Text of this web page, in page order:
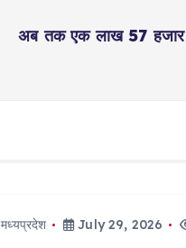
अब तक एक लाख 57 हजार
मध्यप्रदेश July 29, 2026